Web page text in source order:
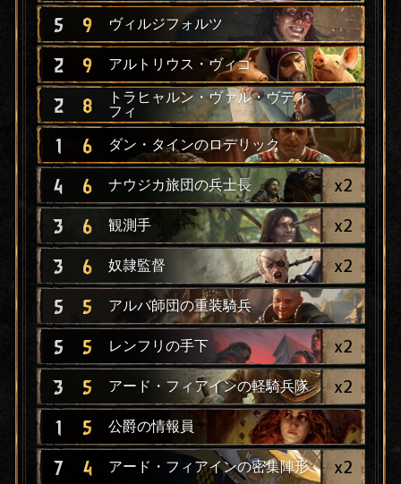
5 9 ヴィルジフォルツ
2 9 アルトリウス・ヴィゴ
2 8
トラヒャルン・ヴァル・ヴディ
フィ
1 6 ダン・タインのロデリック
4 6 ナウジカ旅団の兵士長 x2
3 6 観測手 x2
3 6 奴隷監督 x2
5 5 アルバ師団の重装騎兵
5 5 レンフリの手下 x2
3 5 アード・フィアインの軽騎兵隊 x2
1 5 公爵の情報員
7 4 アード・フィアインの密集陣形 x2